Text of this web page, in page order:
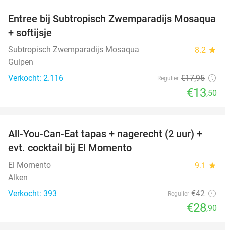
25%
Entree bij Subtropisch Zwemparadijs Mosaqua
+ softijsje
Subtropisch Zwemparadijs Mosaqua 8.2 star
Gulpen
Verkocht: 2.116
Regulier €17,95
€13,50
31%
All-You-Can-Eat tapas + nagerecht (2 uur) +
evt. cocktail bij El Momento
El Momento 9.1 star
Alken
Verkocht: 393
Regulier €42
€28,90